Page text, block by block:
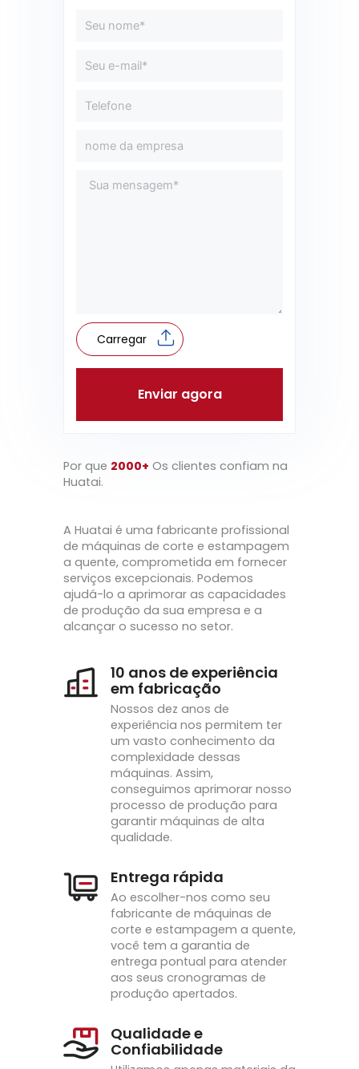
Carregar
Enviar agora
Por que 2000+ Os clientes confiam na
Huatai.
A Huatai é uma fabricante profissional
de máquinas de corte e estampagem
a quente, comprometida em fornecer
serviços excepcionais. Podemos
ajudá-lo a aprimorar as capacidades
de produção da sua empresa e a
alcançar o sucesso no setor.
10 anos de experiência
em fabricação
Nossos dez anos de
experiência nos permitem ter
um vasto conhecimento da
complexidade dessas
máquinas. Assim,
conseguimos aprimorar nosso
processo de produção para
garantir máquinas de alta
qualidade.
Entrega rápida
Ao escolher-nos como seu
fabricante de máquinas de
corte e estampagem a quente,
você tem a garantia de
entrega pontual para atender
aos seus cronogramas de
produção apertados.
Qualidade e
Confiabilidade